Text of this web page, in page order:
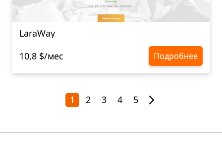
LaraWay
10,8 $/мес
Подробнее
1 2 3 4 5